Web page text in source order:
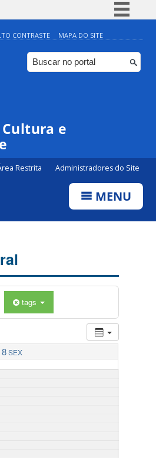
Simplifique!
Comunica BR
Participe
CONTRASTE MAPA DO SITE
e
Restrita Administradores do Site
MENU
tags
8SEX